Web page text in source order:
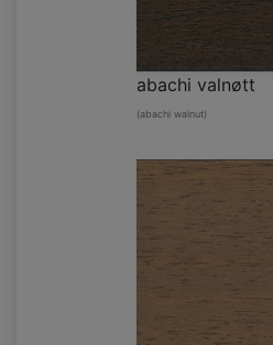
abachi valnøtt
(abachi walnut)